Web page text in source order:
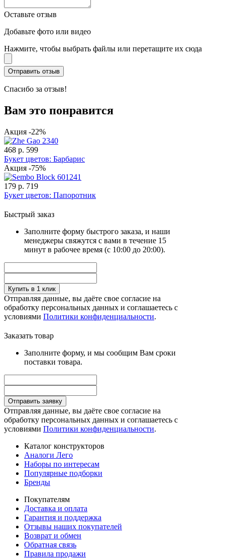
Оставьте отзыв
Добавьте фото или видео
Нажмите, чтобы выбрать файлы или перетащите их сюда
Спасибо за отзыв!
Вам это понравится
Акция -22%
468 р. 599
Букет цветов: Барбарис
Акция -75%
179 р. 719
Букет цветов: Папоротник
Быстрый заказ
Заполните форму быстрого заказа, и наши
менеджеры свяжутся с вами в течение 15
минут в рабочее время (с 10:00 до 20:00).
Купить в 1 клик
Отправляя данные, вы даёте свое согласие на
обработку персональных данных и соглашаетесь с
условиями Политики конфиденциальности.
Заказать товар
Заполните форму, и мы сообщим Вам сроки
поставки товара.
Отправить заявку
Отправляя данные, вы даёте свое согласие на
обработку персональных данных и соглашаетесь с
условиями Политики конфиденциальности.
Каталог конструкторов
Аналоги Лего
Наборы по интересам
Популярные подборки
Бренды
Покупателям
Доставка и оплата
Гарантия и поддержка
Отзывы наших покупателей
Возврат и обмен
Обратная связь
Правила продажи